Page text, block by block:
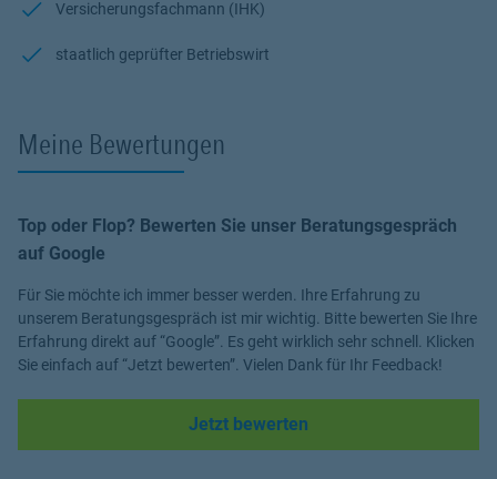
Versicherungsfachmann (IHK)
staatlich geprüfter Betriebswirt
Meine Bewertungen
Top oder Flop? Bewerten Sie unser Beratungsgespräch
auf Google
Für Sie möchte ich immer besser werden. Ihre Erfahrung zu
unserem Beratungsgespräch ist mir wichtig. Bitte bewerten Sie Ihre
Erfahrung direkt auf “Google”. Es geht wirklich sehr schnell. Klicken
Sie einfach auf “Jetzt bewerten”. Vielen Dank für Ihr Feedback!
Jetzt bewerten